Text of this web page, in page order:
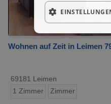
Wohnen auf Zeit in Leimen
69181 Leimen
1 Zimmer
Zimmer